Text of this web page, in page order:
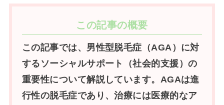
この記事の概要
この記事では、男性型脱毛症（AGA）に対
するソーシャルサポート（社会的支援）の
重要性について解説しています。AGAは進
行性の脱毛症であり、治療には医療的なア